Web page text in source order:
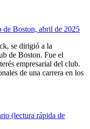
de Boston, abril de 2025
se dirigió a la
de Boston. Fue el
empresarial del club.
de una carrera en los
(lectura rápida de